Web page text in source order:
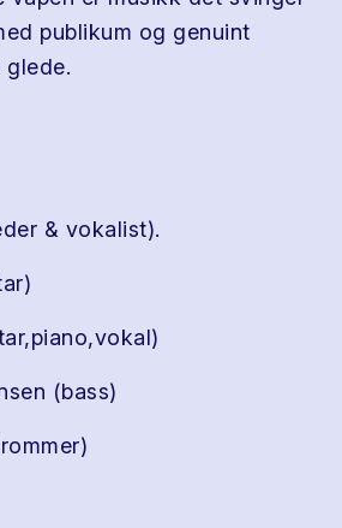
publikum og genuint
glede.
& vokalist).
(bass)